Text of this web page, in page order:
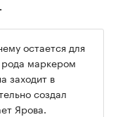
остается для
рода маркером
заходит в
создал
Ярова.